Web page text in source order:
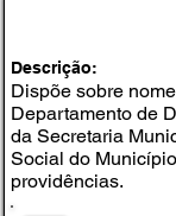
Descrição:
Dispõe sobre
Departamento de
da Secretaria
Social do
providências.